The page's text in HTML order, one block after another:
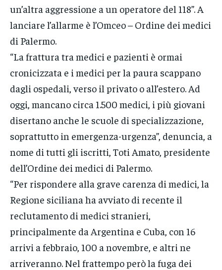
un’altra aggressione a un operatore del 118”. A
lanciare l’allarme è l’Omceo – Ordine dei medici
di Palermo.
“La frattura tra medici e pazienti è ormai
cronicizzata e i medici per la paura scappano
dagli ospedali, verso il privato o all’estero. Ad
oggi, mancano circa 1.500 medici, i più giovani
disertano anche le scuole di specializzazione,
soprattutto in emergenza-urgenza”, denuncia, a
nome di tutti gli iscritti, Toti Amato, presidente
dell’Ordine dei medici di Palermo.
“Per rispondere alla grave carenza di medici, la
Regione siciliana ha avviato di recente il
reclutamento di medici stranieri,
principalmente da Argentina e Cuba, con 16
arrivi a febbraio, 100 a novembre, e altri ne
arriveranno. Nel frattempo però la fuga dei